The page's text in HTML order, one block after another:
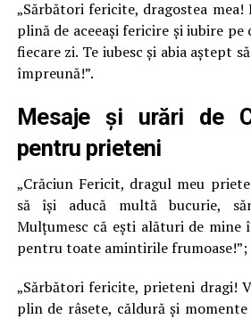
„Sărbători fericite, dragostea mea!
plină de aceeași fericire și iubire
fiecare zi. Te iubesc și abia aștept
împreună!”.
Mesaje și urări de
pentru prieteni
„Crăciun Fericit, dragul meu
să își aducă multă bucurie,
Mulțumesc că ești alături de mine
pentru toate amintirile frumoase!”;
„Sărbători fericite, prieteni dragi!
plin de râsete, căldură și